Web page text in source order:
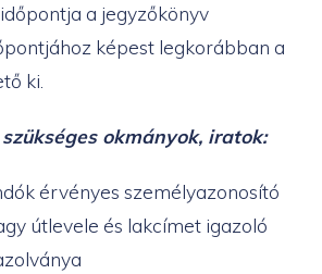
a jegyzőkönyv
képest legkorábban a
ki.
okmányok, iratok:
érvényes személyazonosító
útlevele és lakcímet igazoló